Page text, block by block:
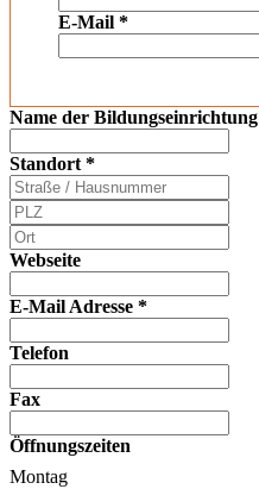
E-Mail *
Name der Bildungseinrichtung
Standort*
Webseite
E-Mail Adresse *
Telefon
Fax
Öffnungszeiten
Montag